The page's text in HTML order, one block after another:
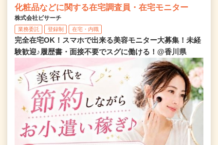
化粧品などに関する在宅調査員・在宅モニター
株式会社ビサーチ
業務委託 登録制 在宅・内職
完全在宅OK！スマホで出来る美容モニター大募集！未経
験歓迎♪履歴書・面接不要でスグに働ける！@香川県